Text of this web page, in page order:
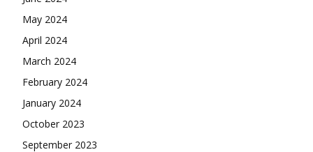
May 2024
April 2024
March 2024
February 2024
January 2024
October 2023
September 2023